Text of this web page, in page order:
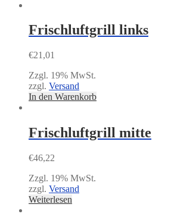
Frischluftgrill links
€21,01
Zzgl. 19% MwSt.
zzgl. Versand
In den Warenkorb
Frischluftgrill mitte
€46,22
Zzgl. 19% MwSt.
zzgl. Versand
Weiterlesen